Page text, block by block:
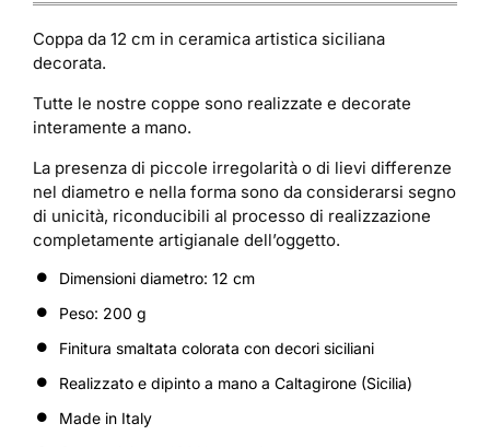
Coppa da 12 cm in ceramica artistica siciliana
decorata.
Tutte le nostre coppe sono realizzate e decorate
interamente a mano.
La presenza di piccole irregolarità o di lievi differenze
nel diametro e nella forma sono da considerarsi segno
di unicità, riconducibili al processo di realizzazione
completamente artigianale dell’oggetto.
Dimensioni diametro: 12 cm
Peso: 200 g
Finitura smaltata colorata con decori siciliani
Realizzato e dipinto a mano a Caltagirone (Sicilia)
Made in Italy